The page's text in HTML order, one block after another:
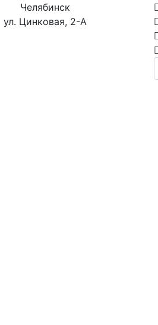
Челябинск
ул. Цинковая, 2-А